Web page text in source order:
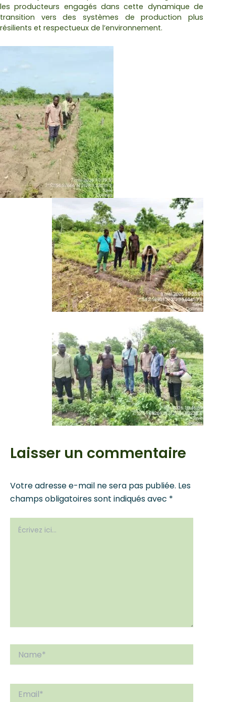
les producteurs engagés dans cette dynamique de
transition vers des systèmes de production plus
résilients et respectueux de l’environnement.
Laisser un commentaire
Votre adresse e-mail ne sera pas publiée. Les
champs obligatoires sont indiqués avec *
ici…